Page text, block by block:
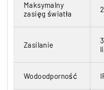
Maksymalny
zasięg światła
Zasilanie
Wodoodporność